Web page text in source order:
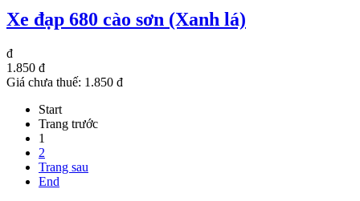
Xe đạp 680 cào sơn (Xanh lá)
đ
1.850 đ
Giá chưa thuế: 1.850 đ
Start
Trang trước
1
2
Trang sau
End